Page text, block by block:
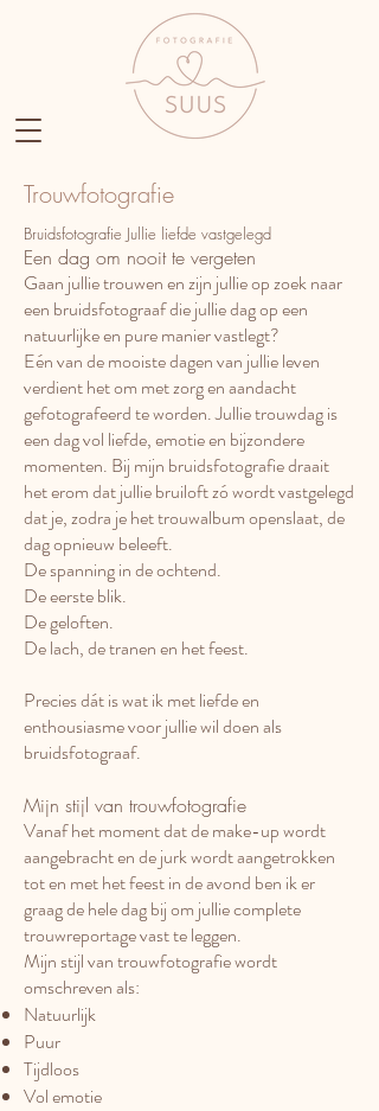
Trouwfotografie
Bruidsfotografie Jullie liefde vastgelegd
Een dag om nooit te vergeten
Gaan jullie trouwen en zijn jullie op zoek naar
een bruidsfotograaf die jullie dag op een
natuurlijke en pure manier vastlegt?
Eén van de mooiste dagen van jullie leven
verdient het om met zorg en aandacht
gefotografeerd te worden. Jullie trouwdag is
een dag vol liefde, emotie en bijzondere
momenten. Bij mijn bruidsfotografie draait
het erom dat jullie bruiloft zó wordt vastgelegd
dat je, zodra je het trouwalbum openslaat, de
dag opnieuw beleeft.
De spanning in de ochtend.
De eerste blik.
De geloften.
De lach, de tranen en het feest.
Precies dát is wat ik met liefde en
enthousiasme voor jullie wil doen als
bruidsfotograaf.
Mijn stijl van trouwfotografie
Vanaf het moment dat de make-up wordt
aangebracht en de jurk wordt aangetrokken
tot en met het feest in de avond ben ik er
graag de hele dag bij om jullie complete
trouwreportage vast te leggen.
Mijn stijl van trouwfotografie wordt
omschreven als:
Natuurlijk
Puur
Tijdloos
Vol emotie